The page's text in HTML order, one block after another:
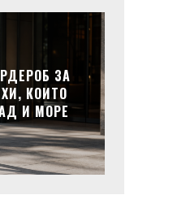
ЗА
КОИТО
И МОРЕ